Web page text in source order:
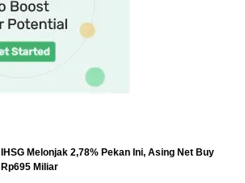
IHSG Melonjak 2,78% Pekan Ini, Asing Net Buy
Rp695 Miliar